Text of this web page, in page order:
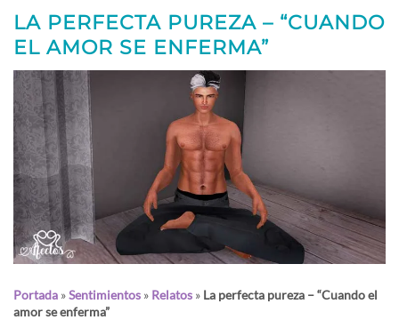
LA PERFECTA PUREZA – “CUANDO
EL AMOR SE ENFERMA”
Portada »Sentimientos » Relatos » La perfecta pureza – “Cuando el
amor se enferma”